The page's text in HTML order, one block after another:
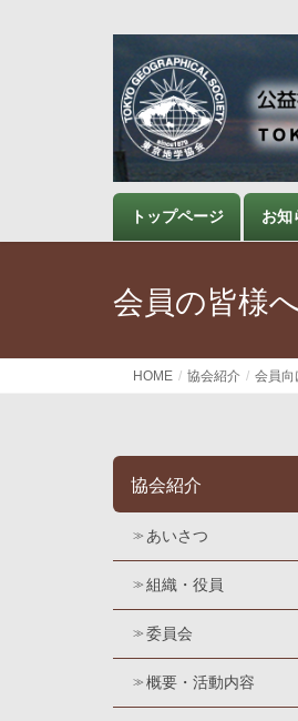
トップページ お知
会員の皆様
HOME 協会紹介 会員向
協会紹介
あいさつ
組織・役員
委員会
概要・活動内容